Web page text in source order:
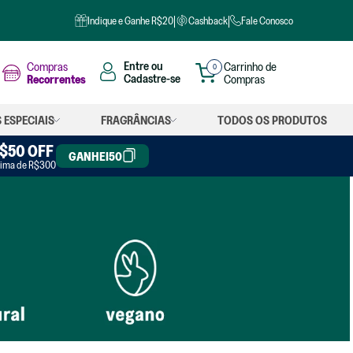
Indique e Ganhe R$20 Cashback Fale Conosco
Compras
Recorrentes
0
FRAGRÂNCIAS TODOS OS PRODUTOS
OFF
de R$300
GANHEI50